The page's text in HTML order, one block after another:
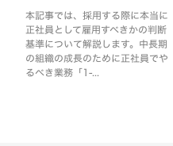
本記事では、採用する際に本当に
正社員として雇用すべきかの判断
基準について解説します。中長期
の組織の成長のために正社員でや
るべき業務「1-...